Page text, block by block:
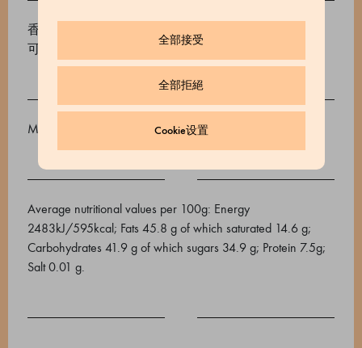
全部接受
全部拒絕
Cookie设置
香烤IGP皮埃蒙特榛仁(40%)、蔗糖、可可油、无糖可
可粉22/24、可可豆。可可含量不低于29%）。
May contain traces of nuts, milk, sesame, soya and peanuts
Average nutritional values ​​per 100g: Energy
2483kJ/595kcal; Fats 45.8 g of which saturated 14.6 g;
Carbohydrates 41.9 g of which sugars 34.9 g; Protein 7.5g;
Salt 0.01 g.